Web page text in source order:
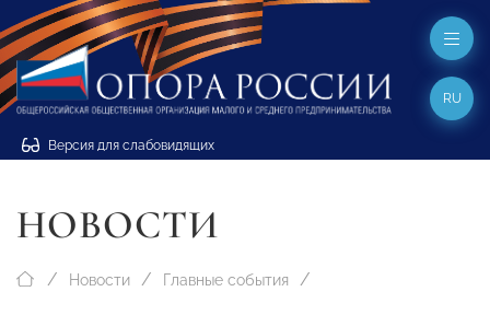
Версия для слабовидящих
RU
НОВОСТИ
Новости Главные события